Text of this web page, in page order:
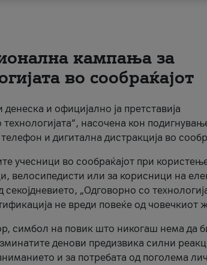
кампања за
во сообраќајот
и официјално ја претставија
насочена кон
и дигитална дистракција во
учесници во сообраќајот при
велосипедисти или за корисници на
„Одговорно со
не вреди повеќе од човечкиот
симбол на повик што никогаш нема да
денови предизвика силни
и за потребата од поголема